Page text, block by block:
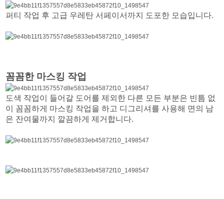
퍼티 작업 후 고급 우레탄 서페이서까지 도포한 모습입니다.
꼼꼼한 마스킹 작업
도색 작업이 들어갈 도어를 제외한 다른 모든 부분은 빈틈 없
이 꼼꼼하게 마스킹 작업을 하고 디그리셔를 사용해 면의 남
은 잔여물까지 깔끔하게 제거합니다.